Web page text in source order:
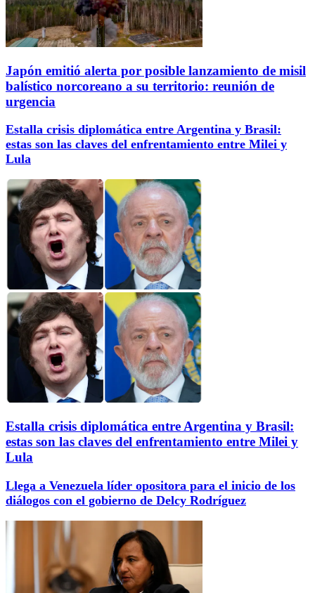
Japón emitió alerta por posible lanzamiento de misil
balístico norcoreano a su territorio: reunión de
urgencia
Estalla crisis diplomática entre Argentina y Brasil:
estas son las claves del enfrentamiento entre Milei y
Lula
Estalla crisis diplomática entre Argentina y Brasil:
estas son las claves del enfrentamiento entre Milei y
Lula
Llega a Venezuela líder opositora para el inicio de los
diálogos con el gobierno de Delcy Rodríguez